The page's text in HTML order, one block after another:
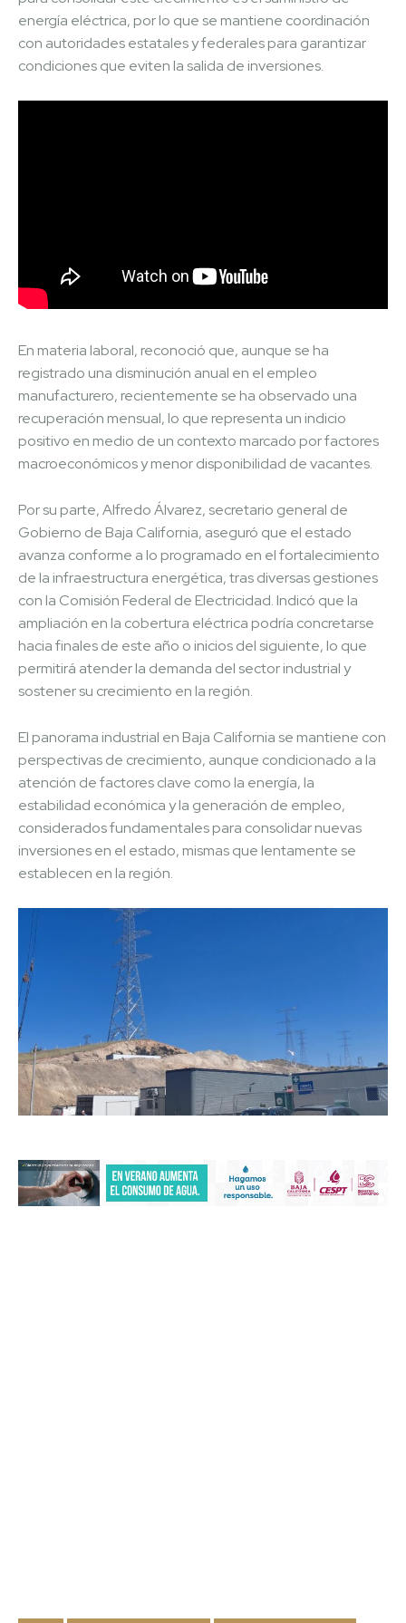
energía eléctrica, por lo que se mantiene coordinación
con autoridades estatales y federales para garantizar
condiciones que eviten la salida de inversiones.
En materia laboral, reconoció que, aunque se ha
registrado una disminución anual en el empleo
manufacturero, recientemente se ha observado una
recuperación mensual, lo que representa un indicio
positivo en medio de un contexto marcado por factores
macroeconómicos y menor disponibilidad de vacantes.
Por su parte, Alfredo Álvarez, secretario general de
Gobierno de Baja California, aseguró que el estado
avanza conforme a lo programado en el fortalecimiento
de la infraestructura energética, tras diversas gestiones
con la Comisión Federal de Electricidad. Indicó que la
ampliación en la cobertura eléctrica podría concretarse
hacia finales de este año o inicios del siguiente, lo que
permitirá atender la demanda del sector industrial y
sostener su crecimiento en la región.
El panorama industrial en Baja California se mantiene con
perspectivas de crecimiento, aunque condicionado a la
atención de factores clave como la energía, la
estabilidad económica y la generación de empleo,
considerados fundamentales para consolidar nuevas
inversiones en el estado, mismas que lentamente se
establecen en la región.